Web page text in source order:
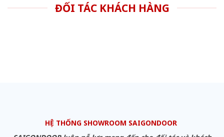
ĐỐI TÁC KHÁCH HÀNG
HỆ THỐNG SHOWROOM SAIGONDOOR